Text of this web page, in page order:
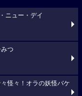
ニュー・デイ
つ
怪々！オラの妖怪バケ